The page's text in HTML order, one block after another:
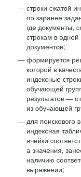
строки сжатой
по заранее
где документы,
строкам в
документов;
формируется
которой в
индексные
обучающей
результатов —
из обучающей
для поискового
индексная
ячейки
а значения,
наличию
выражении;